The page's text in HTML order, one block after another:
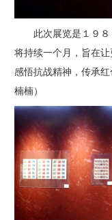
此次展览是１９
将持续一个月，旨在让
感悟抗战精神，传承红
楠楠）